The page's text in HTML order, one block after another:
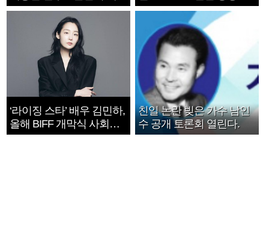
지는 ‘전쟁 속죄’
1182개팀 전수조사
‘라이징 스타’ 배우 김민하,
올해 BIFF 개막식 사회자
확정
친일 논란 빚은 가수 남인
수 공개 토론회 열린다.